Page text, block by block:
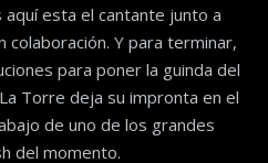
esta el cantante junto a
colaboración. Y para terminar,
para poner la guinda del
Torre deja su impronta en el
de uno de los grandes
del momento.